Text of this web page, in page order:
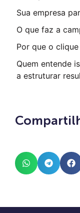
Sua empresa
O que faz a
Por que o
Quem entende
a estruturar